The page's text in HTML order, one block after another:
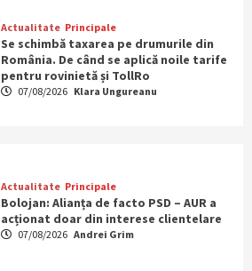
Actualitate Principale
Se schimbă taxarea pe drumurile din
România. De când se aplică noile tarife
pentru rovinietă și TollRo
07/08/2026 Klara Ungureanu
Actualitate Principale
Bolojan: Alianța de facto PSD – AUR a
acționat doar din interese clientelare
07/08/2026 Andrei Grim